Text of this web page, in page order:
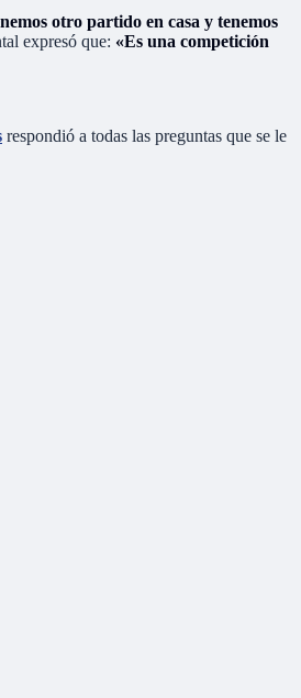
otro partido en casa y tenemos
expresó que: «Es una competición
respondió a todas las preguntas que se le